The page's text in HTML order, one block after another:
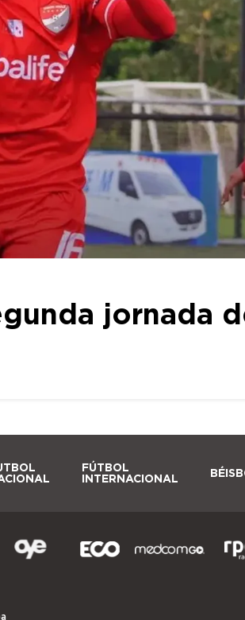
jornada
FÚTBOL
INTERNACIONAL